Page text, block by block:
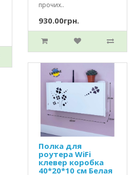
прочих..
930.00грн.
Полка для
роутера WiFi
клевер коробка
40*20*10 см Белая